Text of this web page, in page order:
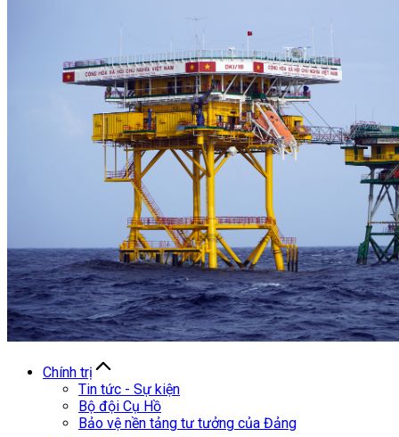
Chính trị
Tin tức - Sự kiện
Bộ đội Cụ Hồ
Bảo vệ nền tảng tư tưởng của Đảng